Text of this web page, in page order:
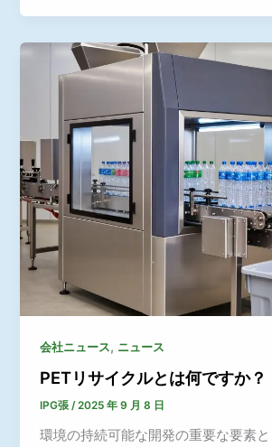
会社ニュース, ニュース
PETリサイクルとは何ですか？
IPG張/2025 年 9 月 8 日
環境の持続可能な開発の重要な要素